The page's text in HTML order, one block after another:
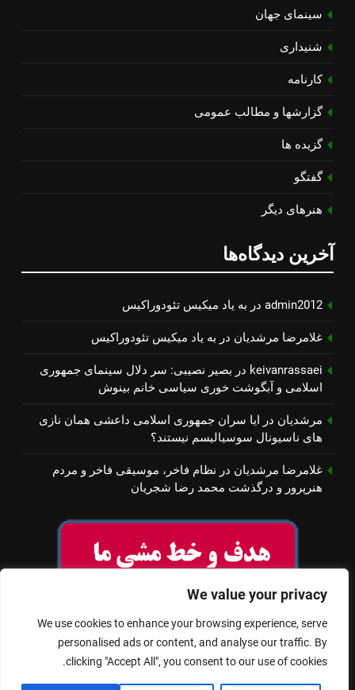
We value your privacy
We use cookies to enhance your browsing experience, serve
personalised ads or content, and analyse our traffic. By
clicking "Accept All", you consent to our use of cookies.
سینمای جهان
شنیداری
کارنامه
گزارشها و مطالب عمومی
گزیده ها
گفتگو
هنرهای دیگر
آخرین دیدگاه‌ها
admin2012 در به یاد میكیس تئودوراكیس
غلامرضا مرشدیان در به یاد میكیس تئودوراكیس
keivanrassaei در بصیر نصیبی: سر دلال سینمای جمهوری
اسلامی و آبگوشت خوری سیاسی خانم بینوش
مرشدیان در ایا سران جمهوری اسلامی داعشی همان نازی
های ناسیونال سوسیالیسم نیستند؟
غلامرضا مرشدیان در نظام فاخر، موسیقی فاخر و مردم
هنرپرور و درگذشت محمد رضا شجریان